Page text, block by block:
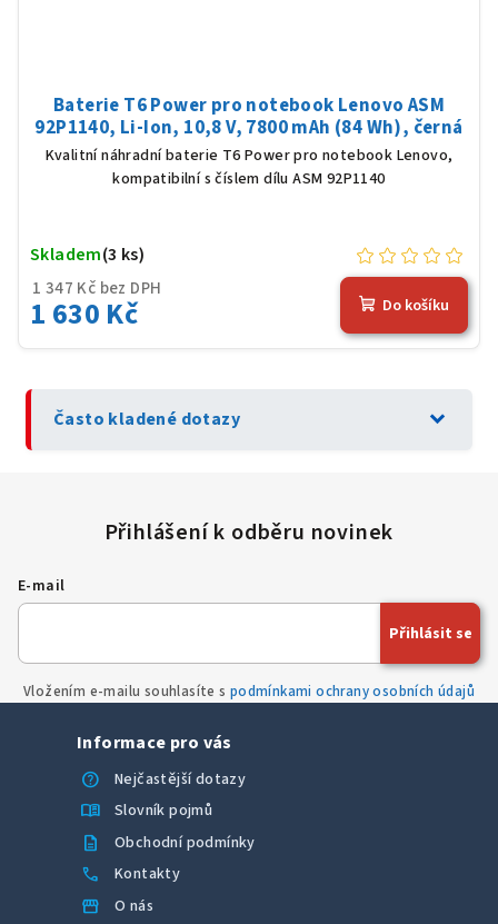
Baterie T6 Power pro notebook Lenovo ASM
92P1140, Li-Ion, 10,8 V, 7800 mAh (84 Wh), černá
Kvalitní náhradní baterie T6 Power pro notebook Lenovo,
kompatibilní s číslem dílu ASM 92P1140
1 347 Kč bez DPH
1 630 Kč
Skladem(3 ks)
Do košíku
Často kladené dotazy expand_more
E-mail
Vložením e-mailu souhlasíte s podmínkami ochrany osobních údajů
Přihlásit se
Informace pro vás
help
Nejčastější dotazy
menu_book Slovník pojmů
description Obchodní podmínky
call Kontakty
storefront O nás